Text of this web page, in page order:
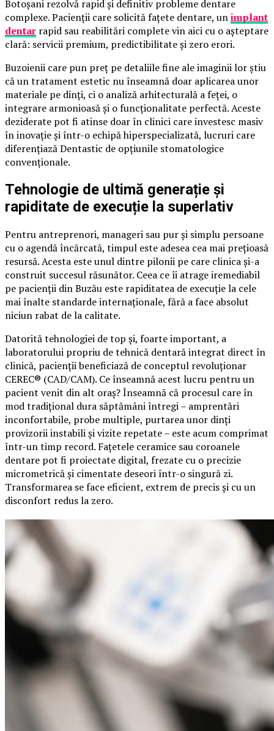
Botoșani rezolvă rapid și definitiv probleme dentare
complexe. Pacienții care solicită fațete dentare, unimplant
dentar rapid sau reabilitări complete vin aici cu o așteptare
clară: servicii premium, predictibilitate și zero erori.
Buzoienii care pun preț pe detaliile fine ale imaginii lor știu
că un tratament estetic nu înseamnă doar aplicarea unor
materiale pe dinți, ci o analiză arhitecturală a feței, o
integrare armonioasă și o funcționalitate perfectă. Aceste
deziderate pot fi atinse doar în clinici care investesc masiv
în inovație și într-o echipă hiperspecializată, lucruri care
diferențiază Dentastic de opțiunile stomatologice
convenționale.
Tehnologie de ultimă generație și
rapiditate de execuție la superlativ
Pentru antreprenori, manageri sau pur și simplu persoane
cu o agendă încărcată, timpul este adesea cea mai prețioasă
resursă. Acesta este unul dintre pilonii pe care clinica și-a
construit succesul răsunător. Ceea ce îi atrage iremediabil
pe pacienții din Buzău este rapiditatea de execuție la cele
mai înalte standarde internaționale, fără a face absolut
niciun rabat de la calitate.
Datorită tehnologiei de top și, foarte important, a
laboratorului propriu de tehnică dentară integrat direct în
clinică, pacienții beneficiază de conceptul revoluționar
CEREC® (CAD/CAM). Ce înseamnă acest lucru pentru un
pacient venit din alt oraș? Înseamnă că procesul care în
mod tradițional dura săptămâni întregi – amprentări
inconfortabile, probe multiple, purtarea unor dinți
provizorii instabili și vizite repetate – este acum comprimat
într-un timp record. Fațetele ceramice sau coroanele
dentare pot fi proiectate digital, frezate cu o precizie
micrometrică și cimentate deseori într-o singură zi.
Transformarea se face eficient, extrem de precis și cu un
disconfort redus la zero.